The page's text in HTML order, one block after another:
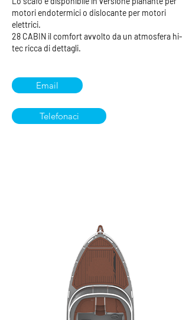
motori endotermici o dislocante per motori
elettrici.
28 CABIN il comfort avvolto da un atmosfera hi-
tec ricca di dettagli.
Email
Telefonaci